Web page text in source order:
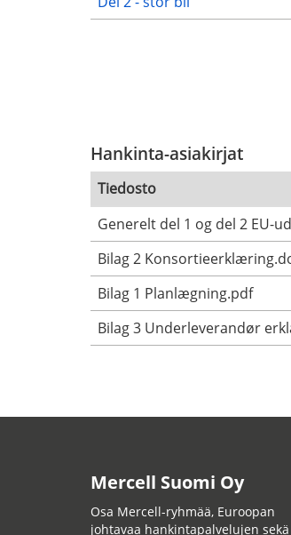
Hankinta-asiakirjat
Tiedosto
Generelt del 1 og del 2 EU-
Bilag 2
Bilag 1 Planlægning.pdf
Bilag 3 Underleverandør
Mercell Suomi Oy
Osa Mercell-ryhmää, Euroopan
johtavaa hankintapalvelujen sekä